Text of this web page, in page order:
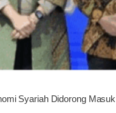
Syariah Didorong